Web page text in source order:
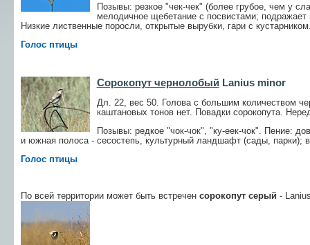
Позывы: резкое "чек-чек" (более грубое, чем у
мелодичное щебетание с посвистами;
Низкие лиственные поросли, открытые вырубки, гари с
Голос птицы
Сорокопут чернолобыйLanius minor
Дл. 22, вес 50. Голова с большим количеством
каштановых тонов нет. Повадки сорокопута.
Позывы: редкое "чок-чок", "ку-еек-чок". Пение:
и южная полоса - сесостепь, культурный ландшафт (сады, парки);
Голос птицы
По всей территории может быть встречен сорокопут серый -